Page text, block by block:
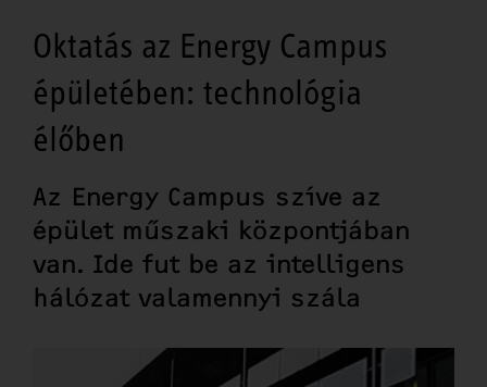
Oktatás az Energy Campus
épületében: technológia
élőben
Az Energy Campus szíve az
épület műszaki központjában
van. Ide fut be az intelligens
hálózat valamennyi szála